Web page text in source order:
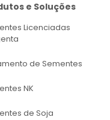
e Soluções
Licenciadas
de Sementes
NK
de Soja